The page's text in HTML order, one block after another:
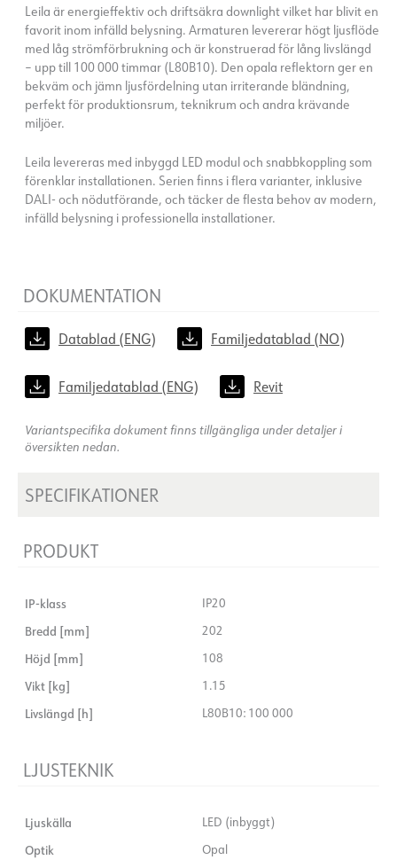
Leila är energieffektiv och driftsäkra downlight vilket har blivit en
favorit inom infälld belysning. Armaturen levererar högt ljusflöde
med låg strömförbrukning och är konstruerad för lång livslängd
– upp till 100 000 timmar (L80B10). Den opala reflektorn ger en
bekväm och jämn ljusfördelning utan irriterande bländning,
perfekt för produktionsrum, teknikrum och andra krävande
miljöer.
Leila levereras med inbyggd LED modul och snabbkoppling som
förenklar installationen. Serien finns i flera varianter, inklusive
DALI- och nödutförande, och täcker de flesta behov av modern,
infälld belysning i professionella installationer.
DOKUMENTATION
Datablad (ENG) Familjedatablad (NO)
Familjedatablad (ENG) Revit
Variantspecifika dokument finns tillgängliga under detaljer i
översikten nedan.
SPECIFIKATIONER
PRODUKT
IP-klass IP20
Bredd [mm] 202
Höjd [mm] 108
Vikt [kg] 1.15
Livslängd [h] L80B10: 100 000
LJUSTEKNIK
Ljuskälla LED (inbyggt)
Optik Opal